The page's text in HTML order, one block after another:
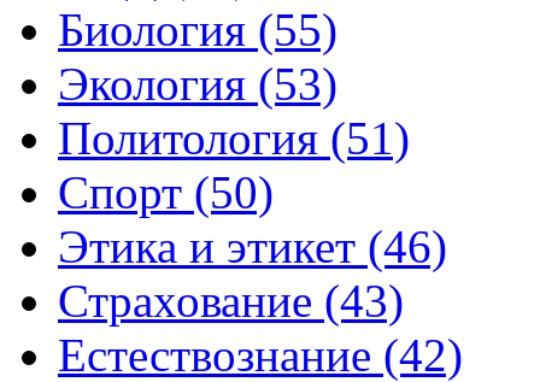
Биология (55)
Экология (53)
Политология (51)
Спорт (50)
Этика и этикет (46)
Страхование (43)
Естествознание (42)